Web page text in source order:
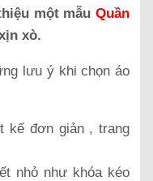
một mẫu Quần
xò.
lưu ý khi chọn áo
kế đơn giản , trang
nhỏ như khóa kéo